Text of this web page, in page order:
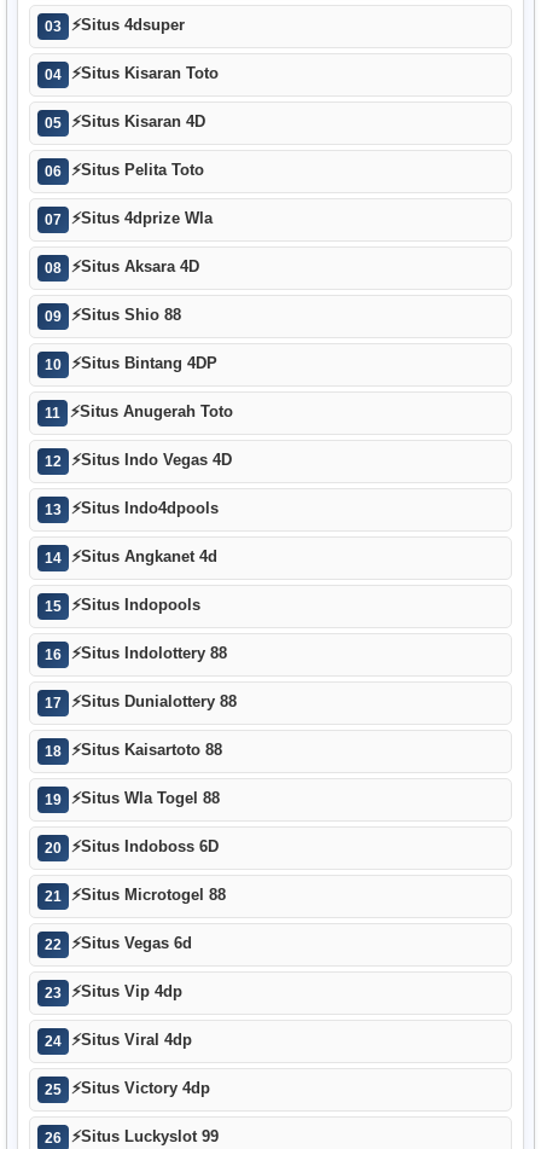
03 ⚡Situs 4dsuper
04 ⚡Situs Kisaran Toto
05 ⚡Situs Kisaran 4D
06 ⚡Situs Pelita Toto
07 ⚡Situs 4dprize Wla
08 ⚡Situs Aksara 4D
09 ⚡Situs Shio 88
10 ⚡Situs Bintang 4DP
11 ⚡Situs Anugerah Toto
12 ⚡Situs Indo Vegas 4D
13 ⚡Situs Indo4dpools
14 ⚡Situs Angkanet 4d
15 ⚡Situs Indopools
16 ⚡Situs Indolottery 88
17 ⚡Situs Dunialottery 88
18 ⚡Situs Kaisartoto 88
19 ⚡Situs Wla Togel 88
20 ⚡Situs Indoboss 6D
21 ⚡Situs Microtogel 88
22 ⚡Situs Vegas 6d
23 ⚡Situs Vip 4dp
24 ⚡Situs Viral 4dp
25 ⚡Situs Victory 4dp
26 ⚡Situs Luckyslot 99